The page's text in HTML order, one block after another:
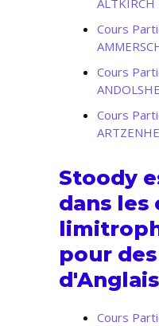
ALTKIRCH
Cours
Cours
Cours
Stoody
dans les
pour
Cours